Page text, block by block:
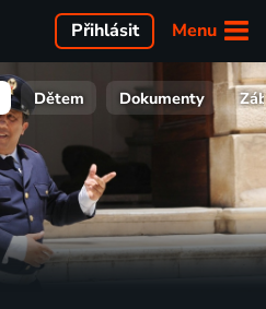
Menu
Přihlásit
Dětem Dokumenty